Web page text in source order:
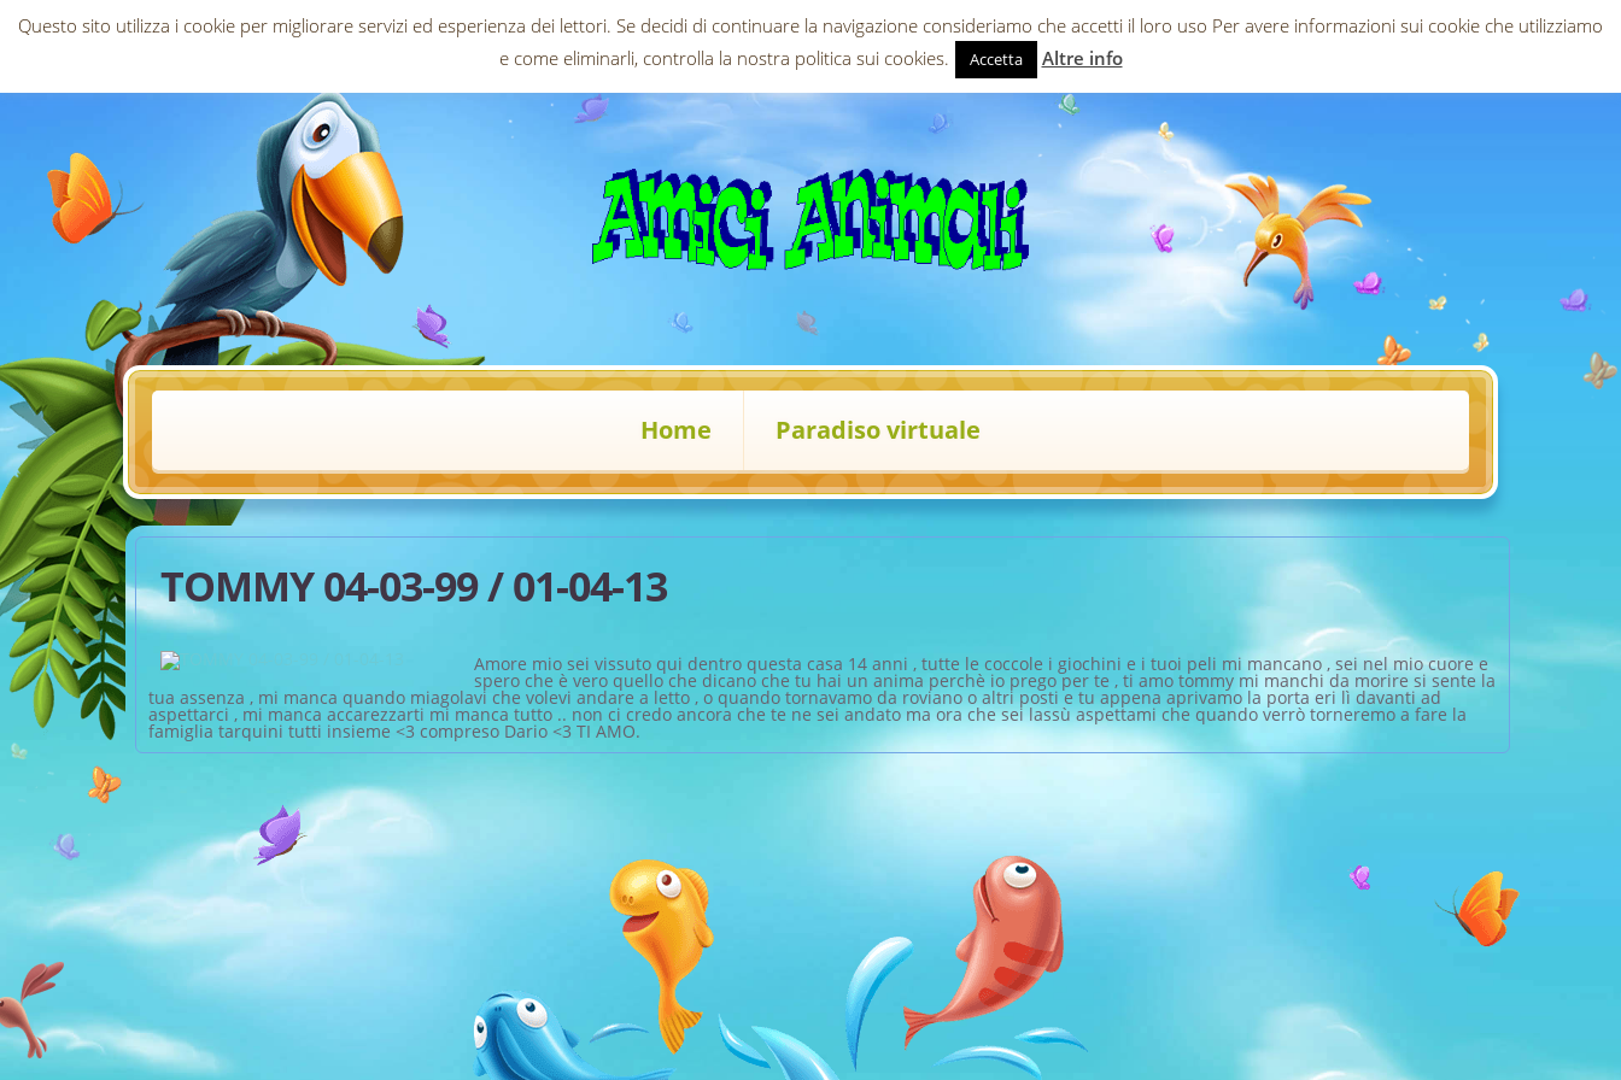
Home Paradiso virtuale
TOMMY 04-03-99 / 01-04-13
Amore mio sei vissuto qui dentro questa casa 14 anni , tutte le coccole i giochini e i tuoi peli mi mancano , sei nel mio cuore e
spero che è vero quello che dicano che tu hai un anima perchè io prego per te , ti amo tommy mi manchi da morire si sente la
tua assenza , mi manca quando miagolavi che volevi andare a letto , o quando tornavamo da roviano o altri posti e tu appena aprivamo la porta eri lì davanti ad
aspettarci , mi manca accarezzarti mi manca tutto .. non ci credo ancora che te ne sei andato ma ora che sei lassù aspettami che quando verrò torneremo a fare la
famiglia tarquini tutti insieme <3 compreso Dario <3 TI AMO.
Questo sito utilizza i cookie per migliorare servizi ed esperienza dei lettori. Se decidi di continuare la navigazione consideriamo che accetti il loro uso Per avere informazioni sui cookie che utilizziamo
e come eliminarli, controlla la nostra politica sui cookies.
Accetta Altre info